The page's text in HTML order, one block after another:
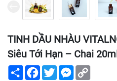
TINH DẦU NHÀU
Siêu Tới Hạn – Chai
Share Facebook
TwitterMessenger